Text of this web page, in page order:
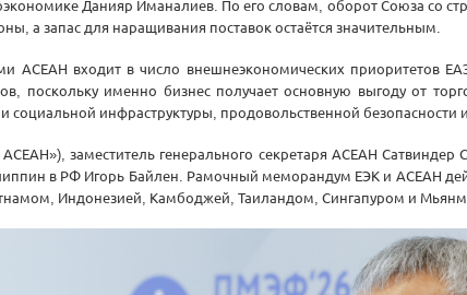
Данияр Иманалиев. По его словам, оборот Союза со
а запас для наращивания поставок остаётся значительным.
АСЕАН входит в число внешнеэкономических приоритетов
поскольку именно бизнес получает основную выгоду от
социальной инфраструктуры, продовольственной безопасности
заместитель генерального секретаря АСЕАН
в РФ Игорь Байлен. Рамочный меморандум ЕЭК и АСЕАН
Индонезией, Камбоджей, Таиландом, Сингапуром и